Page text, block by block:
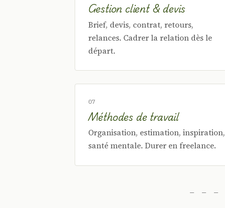
Gestion client & devis
Brief, devis, contrat, retours,
relances. Cadrer la relation dès le
départ.
07
Méthodes de travail
Organisation, estimation, inspiration,
santé mentale. Durer en freelance.
— — —